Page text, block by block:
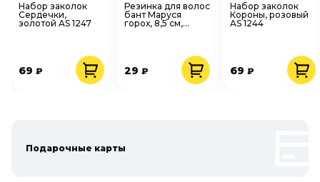
Набор заколок
Сердечки,
золотой AS 1247
69 ₽
Резинка для волос
бант Маруся
горох, 8,5 см,
29 ₽
Набор заколок
Короны, розовый
AS 1244
69 ₽
Подарочные карты